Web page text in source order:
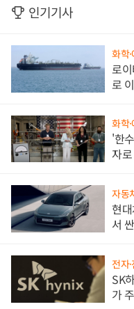
인기기사
화학
로
로
화학
'한
자
자동
현
서
전자
SK
가